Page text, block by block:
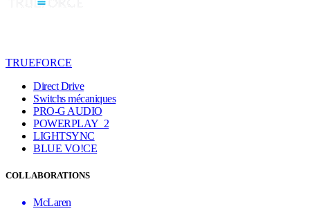
TRUEFORCE
Direct Drive
Switchs mécaniques
PRO-G AUDIO
POWERPLAY 2
LIGHTSYNC
BLUE VO!CE
COLLABORATIONS
McLaren